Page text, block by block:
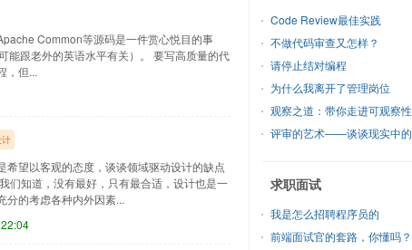
Common等源码是一件赏心悦目的事
能跟老外的英语水平有关）。 要写高质量的代
，但...
望以客观的态度，谈谈领域驱动设计的缺点
们知道，没有最好，只有最合适，设计也是一
分的考虑各种内外因素...
Code Review最佳实践
不做代码审查又怎样？
请停止结对编程
为什么我离开了管理岗位
观察之道：带你走进可观察性
评审的艺术——谈谈现实中
求职面试
我是怎么招聘程序员的
前端面试官的套路，你懂吗？